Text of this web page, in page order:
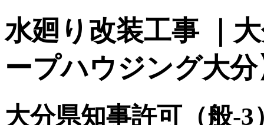
水廻り改装工事 ｜
ープハウジング大分
大分県知事許可（般-3